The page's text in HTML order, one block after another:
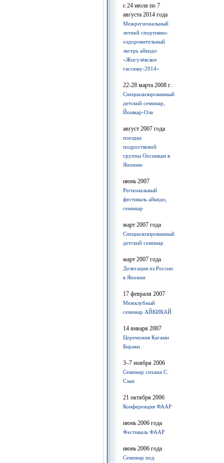
с 24 июля по 7
августа 2014 года
Межрегиональный
летний спортивно-
оздоровительный
лагерь айкидо
«Жигулёвское
гассюку-2014»
22-28 марта 2008 г.
Cпециализированный
детский семинар,
Йошкар-Ола
август 2007 года
поездка
подростковой
группы Оосинкан в
Японию
июнь 2007
Региональный
фестиваль айкидо,
семинар
март 2007 года
Специализированный
детский семинар
март 2007 года
Делегация из России
в Японии
17 февраля 2007
Межклубный
семинар АЙКИКАЙ
14 января 2007
Церемония Кагами
Бираки
3–7 ноября 2006
Семинар сихана С.
Сэки
21 октября 2006
Конференция ФААР
июнь 2006 года
Фестиваль ФААР
июнь 2006 года
Семинар под